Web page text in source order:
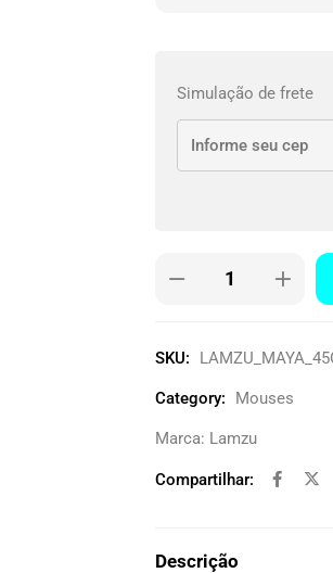
Simulação de frete
SKU:
Category: Mouses
Marca: Lamzu
Compartilhar:
Descrição